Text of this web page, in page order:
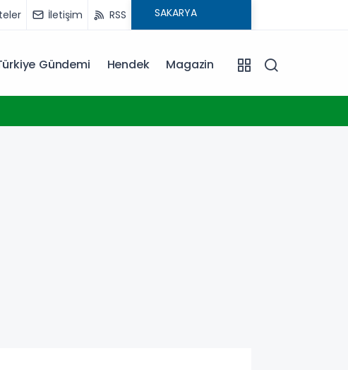
İletişim RSS
Gündemi Hendek Magazin